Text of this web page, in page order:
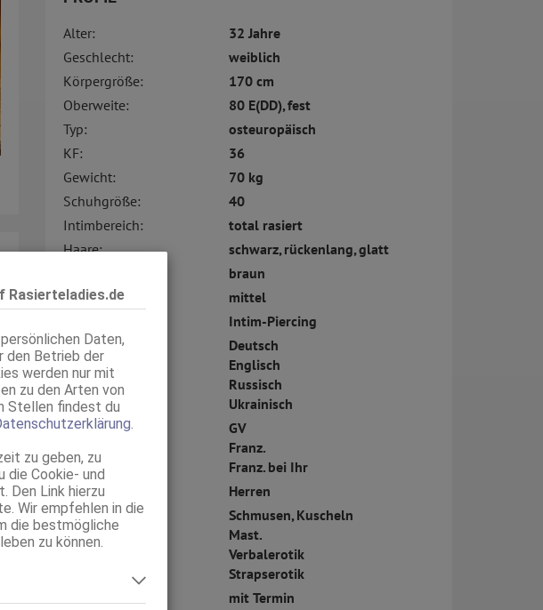
Rasierteladies.de
Daten,
den Betrieb der
werden nur mit
zu den Arten von
Stellen findest du
.
zu geben, zu
die Cookie- und
Den Link hierzu
Wir empfehlen in die
die bestmögliche
zu können.
die für den Betrieb
Alter:
32 Jahre
Geschlecht:
weiblich
Körpergröße:
170 cm
Oberweite:
80 E(DD), fest
Typ:
osteuropäisch
KF:
36
Gewicht:
70 kg
Schuhgröße:
40
Intimbereich:
total rasiert
Haare:
schwarz, rückenlang, glatt
braun
Haut:
mittel
Intim-Piercing
Sprachen:
Deutsch
Englisch
Russisch
Ukrainisch
Verkehr:
GV
Franz.
Franz. bei Ihr
Service für:
Herren
Service:
Schmusen, Kuscheln
Mast.
Verbalerotik
Strapserotik
mit Termin